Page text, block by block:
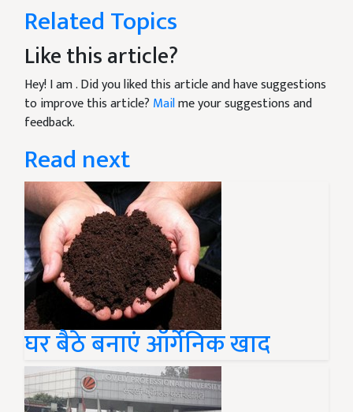
Related Topics
Like this article?
Hey! I am. Did you liked this article and have suggestions
to improve this article? Mailme your suggestions and
feedback.
Read next
घर बैठे बनाएं ऑर्गेनिक खाद